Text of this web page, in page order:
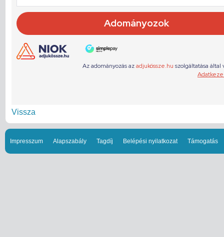
Vissza
Impresszum Alapszabály Tagdíj Belépési nyilatkozat Támogatás